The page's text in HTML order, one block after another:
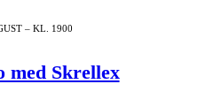
– KL. 1900
med Skrellex